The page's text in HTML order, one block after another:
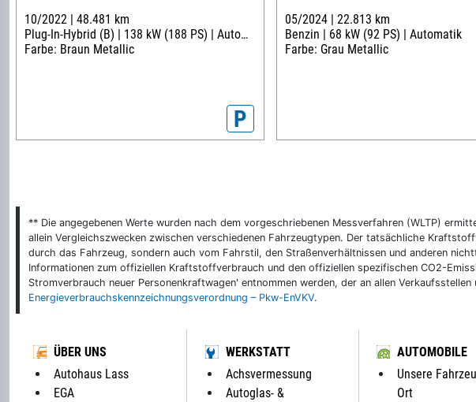
10/2022 | 48.481 km
Plug-In-Hybrid (B) | 138 kW (188 PS) | Automatik
Farbe: Braun Metallic
P
05/2024 | 22.813 km
Benzin | 68 kW (92 PS) | Automatik
Farbe: Grau Metallic
** Die angegebenen Werte wurden nach dem vorgeschriebenen Messverfahren (WLTP)
allein Vergleichszwecken zwischen verschiedenen Fahrzeugtypen. Der tatsächliche
durch das Fahrzeug, sondern auch vom Fahrstil, den Straßenverhältnissen und anderen
Informationen zum offiziellen Kraftstoffverbrauch und den offiziellen spezifischen CO2-
Stromverbrauch neuer Personenkraftwagen' entnommen werden, der an allen Verkaufsstellen
Energieverbrauchskennzeichnungsverordnung – Pkw-EnVKV.
ÜBER UNS
Autohaus Lass
EGA
WERKSTATT
Achsvermessung
Autoglas- &
AUTOMOBILE
Unsere
Ort